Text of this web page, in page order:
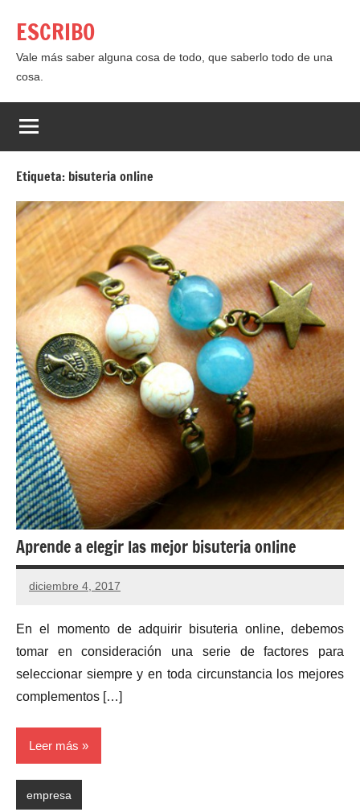
contenido
ESCRIBO
Vale más saber alguna cosa de todo, que saberlo todo de una
cosa.
Etiqueta: bisuteria online
Aprende a elegir las mejor bisuteria online
diciembre 4, 2017
En el momento de adquirir bisuteria online, debemos
tomar en consideración una serie de factores para
seleccionar siempre y en toda circunstancia los mejores
complementos […]
Leer más
empresa